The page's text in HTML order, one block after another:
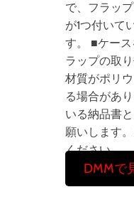
で、フラッ
が1つ付いて
す。 ■ケー
ラップの取
材質がポリ
る場合があ
いる納品書
願いします
ください。
DMMで